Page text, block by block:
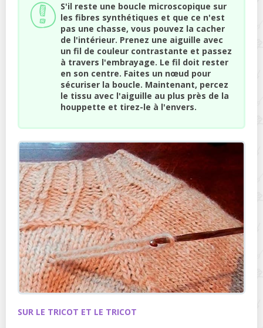
S'il reste une boucle microscopique sur
les fibres synthétiques et que ce n'est
pas une chasse, vous pouvez la cacher
de l'intérieur. Prenez une aiguille avec
un fil de couleur contrastante et passez
à travers l'embrayage. Le fil doit rester
en son centre. Faites un nœud pour
sécuriser la boucle. Maintenant, percez
le tissu avec l'aiguille au plus près de la
houppette et tirez-le à l'envers.
SUR LE TRICOT ET LE TRICOT